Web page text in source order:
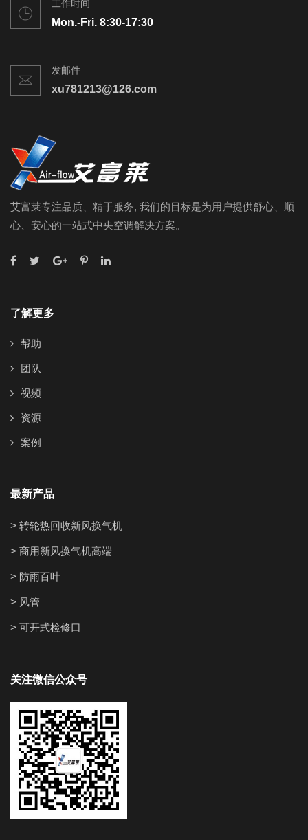
工作时间
Mon.-Fri. 8:30-17:30
发邮件
xu781213@126.com
艾富莱专注品质、精于服务, 我们的目标是为用户提供舒心、顺
心、安心的一站式中央空调解决方案。
了解更多
帮助
团队
视频
资源
案例
最新产品
> 转轮热回收新风换气机
> 商用新风换气机高端
> 防雨百叶
> 风管
> 可开式检修口
关注微信公众号